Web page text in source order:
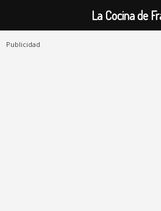
Publicidad
La Cocina de